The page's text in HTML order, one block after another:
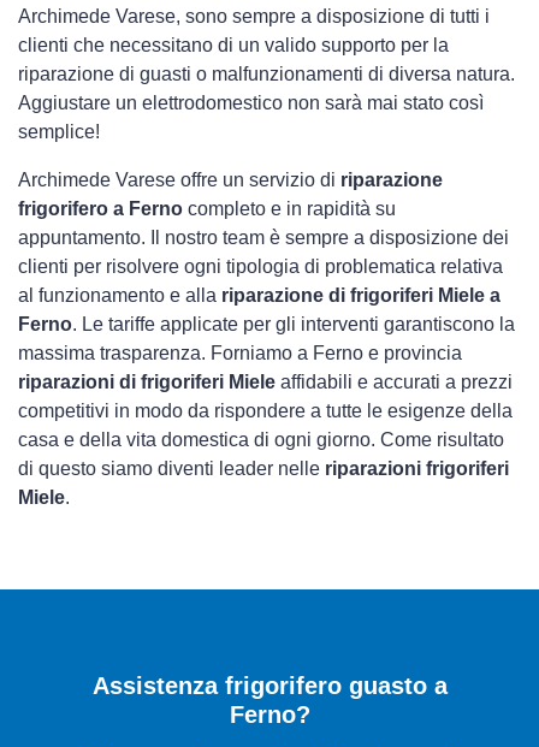
Archimede Varese, sono sempre a disposizione di tutti i
clienti che necessitano di un valido supporto per la
riparazione di guasti o malfunzionamenti di diversa natura.
Aggiustare un elettrodomestico non sarà mai stato così
semplice!
Archimede Varese offre un servizio di riparazione
frigorifero a Ferno completo e in rapidità su
appuntamento. Il nostro team è sempre a disposizione dei
clienti per risolvere ogni tipologia di problematica relativa
al funzionamento e alla riparazione di frigoriferi Miele a
Ferno. Le tariffe applicate per gli interventi garantiscono la
massima trasparenza. Forniamo a Ferno e provincia
riparazioni di frigoriferi Miele affidabili e accurati a prezzi
competitivi in modo da rispondere a tutte le esigenze della
casa e della vita domestica di ogni giorno. Come risultato
di questo siamo diventi leader nelle riparazioni frigoriferi
Miele.
Assistenza frigorifero guasto a
Ferno?